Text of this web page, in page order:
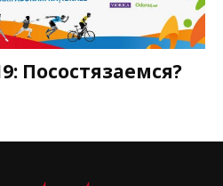
Посостязаемся?